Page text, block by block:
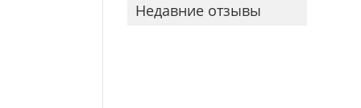
Недавние отзывы